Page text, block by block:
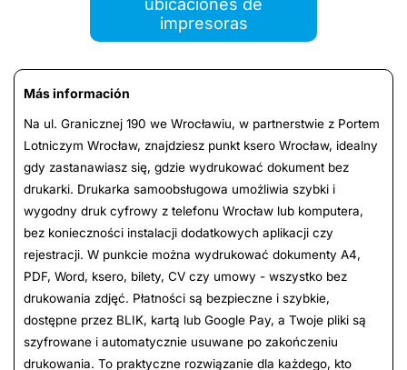
ubicaciones de
impresoras
Más información
Na ul. Granicznej 190 we Wrocławiu, w partnerstwie z Portem
Lotniczym Wrocław, znajdziesz punkt ksero Wrocław, idealny
gdy zastanawiasz się, gdzie wydrukować dokument bez
drukarki. Drukarka samoobsługowa umożliwia szybki i
wygodny druk cyfrowy z telefonu Wrocław lub komputera,
bez konieczności instalacji dodatkowych aplikacji czy
rejestracji. W punkcie można wydrukować dokumenty A4,
PDF, Word, ksero, bilety, CV czy umowy - wszystko bez
drukowania zdjęć. Płatności są bezpieczne i szybkie,
dostępne przez BLIK, kartą lub Google Pay, a Twoje pliki są
szyfrowane i automatycznie usuwane po zakończeniu
drukowania. To praktyczne rozwiązanie dla każdego, kto